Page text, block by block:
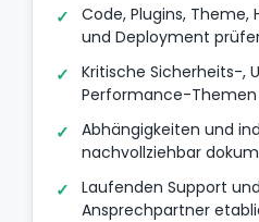
Code, Plugins, Theme,
und Deployment
Kritische Sicherheits-,
Performance-Themen
Abhängigkeiten und
nachvollziehbar
Laufenden Support
Ansprechpartner